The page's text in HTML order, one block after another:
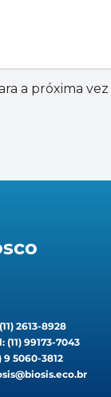
a próxima
2613-8928
(11) 99173-7043
9 5060-3812